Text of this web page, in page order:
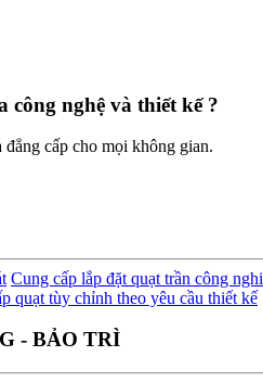
công nghệ và thiết kế ?
cấp cho mọi không gian.
Cung cấp lắp đặt quạt trần công
quạt tùy chỉnh theo yêu cầu thiết kế
- BẢO TRÌ